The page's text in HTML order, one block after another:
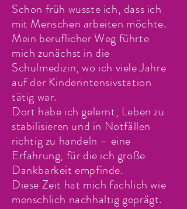
Schon früh wusste ich, dass ich
mit Menschen arbeiten möchte.
Mein beruflicher Weg führte
mich zunächst in die
Schulmedizin, wo ich viele Jahre
auf der Kinderintensivstation
tätig war.
Dort habe ich gelernt, Leben zu
stabilisieren und in Notfällen
richtig zu handeln – eine
Erfahrung, für die ich große
Dankbarkeit empfinde.
Diese Zeit hat mich fachlich wie
menschlich nachhaltig geprägt.